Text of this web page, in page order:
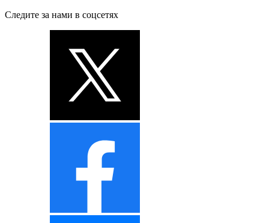
Следите за нами в соцсетях